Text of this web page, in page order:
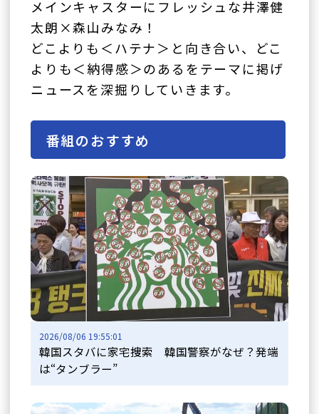
番組のおすすめ
2026/08/06 19:55:01
韓国スタバに家宅捜索 韓国警察がなぜ？発端
は“タンブラー”